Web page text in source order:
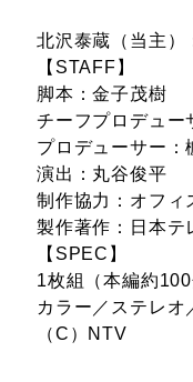
北沢泰蔵（当主）
【STAFF】
脚本：金子茂樹
チーフプロデュー
プロデューサー：
演出：丸谷俊平
制作協力：オフィ
製作著作：日本テ
【SPEC】
1枚組（本編約100
カラー／ステレ
（C）NTV